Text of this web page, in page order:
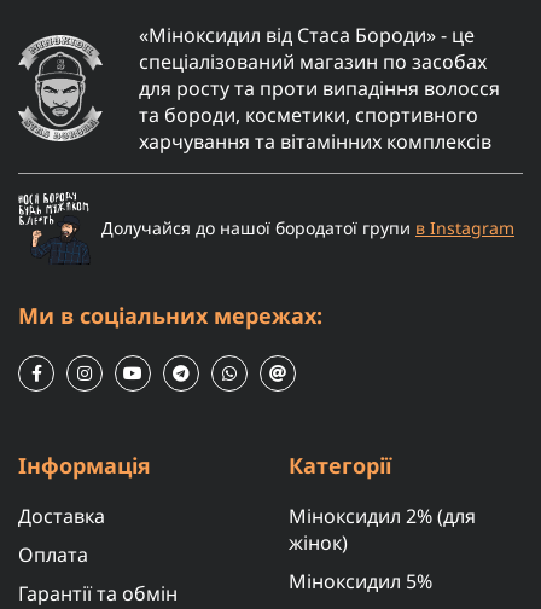
«Міноксидил від Стаса Бороди» - це
спеціалізований магазин по засобах
для росту та проти випадіння волосся
та бороди, косметики, спортивного
харчування та вітамінних комплексів
Долучайся до нашої бородатої групи в Instagram
Ми в соціальних мережах:
Інформація
Доставка
Оплата
Гарантії та обмін
Категорії
Міноксидил 2% (для
жінок)
Міноксидил 5%